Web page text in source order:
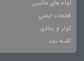
لوله های ماشین
قطعات ایمنی
کولر و بخاری
کاسه نمد